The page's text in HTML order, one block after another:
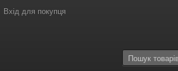
Вхід для покупця